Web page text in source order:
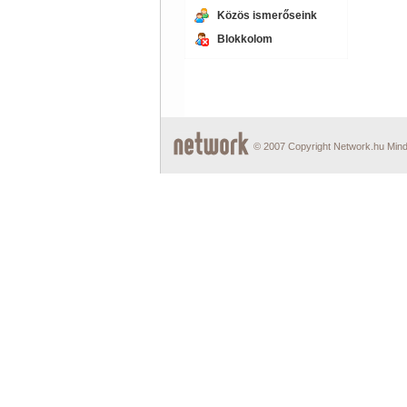
Közös ismerőseink
Blokkolom
© 2007 Copyright Network.hu